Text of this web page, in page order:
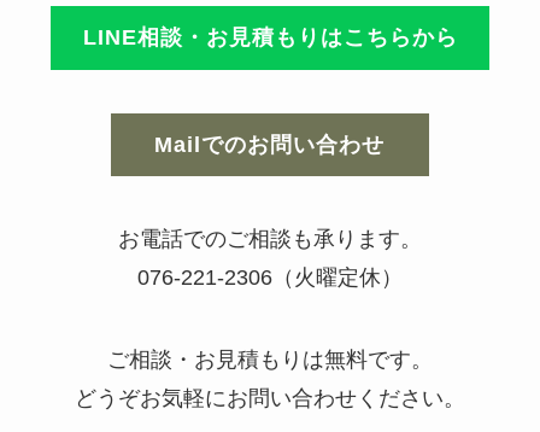
LINE相談・お見積もりはこちらから
Mailでのお問い合わせ
お電話でのご相談も承ります。
076-221-2306（火曜定休）
ご相談・お見積もりは無料です。
どうぞお気軽にお問い合わせください。